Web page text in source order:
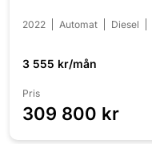
2022 Automat Diesel
3 555 kr/mån
Pris
309 800 kr